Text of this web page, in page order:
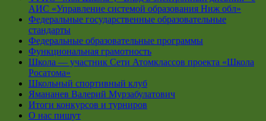
АИС «Управление системой образования Ниж обл»
Федеральные государственные образовательные
стандарты
Федеральные образовательные программы
Функциональная грамотность
Школа — участник Сети Атомклассов проекта «Школа
Росатома»
Школьный спортивный клуб
Ямананев Валерий Мурзабулатович
Итоги конкурсов и турниров
О нас пишут